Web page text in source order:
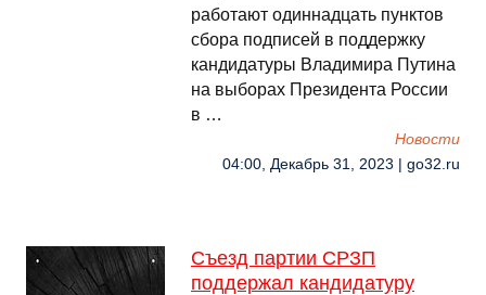
работают одиннадцать пунктов
сбора подписей в поддержку
кандидатуры Владимира Путина
на выборах Президента России
в …
Новости
04:00, Декабрь 31, 2023 | go32.ru
Съезд партии СРЗП
поддержал кандидатуру